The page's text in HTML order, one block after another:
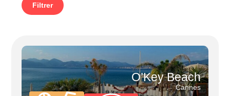
Filtrer
O’Key Beach
Cannes